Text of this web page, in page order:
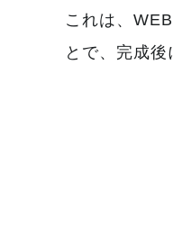
これは、
とで、完成